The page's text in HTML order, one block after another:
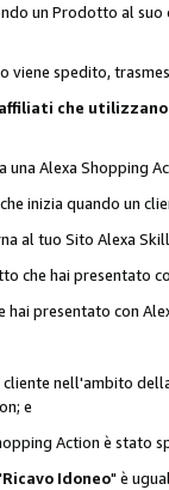
un Prodotto al
spedito,
che
Alexa Shopping
inizia quando un
al tuo Sito Alexa
che hai presentato
presentato con
nell'ambito
e
Action è stato
Ricavo Idoneo" è